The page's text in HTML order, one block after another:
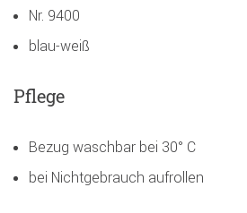
Nr. 9400
blau-weiß
Pflege
Bezug waschbar bei 30° C
bei Nichtgebrauch aufrollen